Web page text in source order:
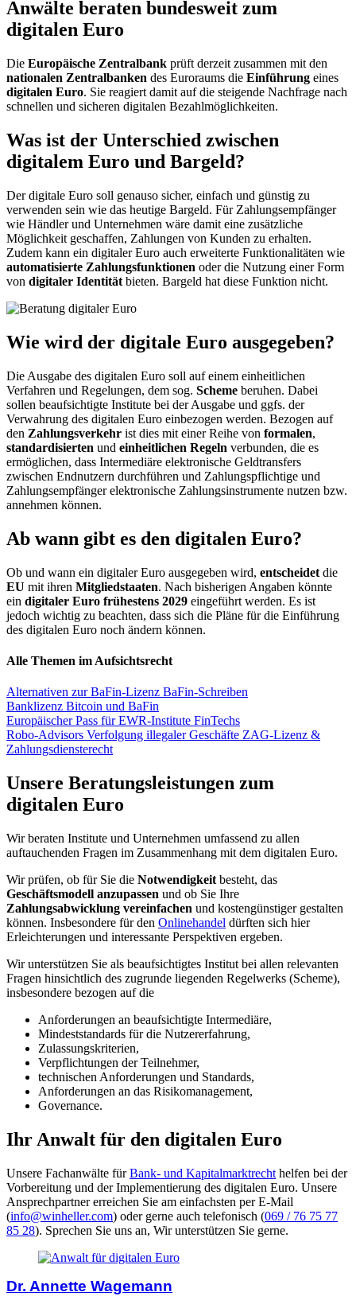
Anwälte beraten bundesweit zum
digitalen Euro
Die Europäische Zentralbank prüft derzeit zusammen mit den
nationalen Zentralbanken des Euroraums die Einführung eines
digitalen Euro. Sie reagiert damit auf die steigende Nachfrage nach
schnellen und sicheren digitalen Bezahlmöglichkeiten.
Was ist der Unterschied zwischen
digitalem Euro und Bargeld?
Der digitale Euro soll genauso sicher, einfach und günstig zu
verwenden sein wie das heutige Bargeld. Für Zahlungsempfänger
wie Händler und Unternehmen wäre damit eine zusätzliche
Möglichkeit geschaffen, Zahlungen von Kunden zu erhalten.
Zudem kann ein digitaler Euro auch erweiterte Funktionalitäten wie
automatisierte Zahlungsfunktionen oder die Nutzung einer Form
von digitaler Identität bieten. Bargeld hat diese Funktion nicht.
Wie wird der digitale Euro ausgegeben?
Die Ausgabe des digitalen Euro soll auf einem einheitlichen
Verfahren und Regelungen, dem sog. Scheme beruhen. Dabei
sollen beaufsichtigte Institute bei der Ausgabe und ggfs. der
Verwahrung des digitalen Euro einbezogen werden. Bezogen auf
den Zahlungsverkehr ist dies mit einer Reihe von formalen,
standardisierten und einheitlichen Regeln verbunden, die es
ermöglichen, dass Intermediäre elektronische Geldtransfers
zwischen Endnutzern durchführen und Zahlungspflichtige und
Zahlungsempfänger elektronische Zahlungsinstrumente nutzen bzw.
annehmen können.
Ab wann gibt es den digitalen Euro?
Ob und wann ein digitaler Euro ausgegeben wird, entscheidet die
EU mit ihren Mitgliedstaaten. Nach bisherigen Angaben könnte
ein digitaler Euro frühestens 2029 eingeführt werden. Es ist
jedoch wichtig zu beachten, dass sich die Pläne für die Einführung
des digitalen Euro noch ändern können.
Alle Themen im Aufsichtsrecht
Alternativen zur BaFin-Lizenz BaFin-Schreiben
Banklizenz Bitcoin und BaFin
Europäischer Pass für EWR-Institute FinTechs
Robo-Advisors Verfolgung illegaler Geschäfte ZAG-Lizenz &
Zahlungsdiensterecht
Unsere Beratungsleistungen zum
digitalen Euro
Wir beraten Institute und Unternehmen umfassend zu allen
auftauchenden Fragen im Zusammenhang mit dem digitalen Euro.
Wir prüfen, ob für Sie die Notwendigkeit besteht, das
Geschäftsmodell anzupassen und ob Sie Ihre
Zahlungsabwicklung vereinfachen und kostengünstiger gestalten
können. Insbesondere für den Onlinehandel dürften sich hier
Erleichterungen und interessante Perspektiven ergeben.
Wir unterstützen Sie als beaufsichtigtes Institut bei allen relevanten
Fragen hinsichtlich des zugrunde liegenden Regelwerks (Scheme),
insbesondere bezogen auf die
Anforderungen an beaufsichtigte Intermediäre,
Mindeststandards für die Nutzererfahrung,
Zulassungskriterien,
Verpflichtungen der Teilnehmer,
technischen Anforderungen und Standards,
Anforderungen an das Risikomanagement,
Governance.
Ihr Anwalt für den digitalen Euro
Unsere Fachanwälte fürBank- und Kapitalmarktrecht helfen bei der
Vorbereitung und der Implementierung des digitalen Euro. Unsere
Ansprechpartner erreichen Sie am einfachsten per E-Mail
(info@winheller.com) oder gerne auch telefonisch (069 / 76 75 77
85 28). Sprechen Sie uns an, Wir unterstützen Sie gerne.
Dr. Annette Wagemann